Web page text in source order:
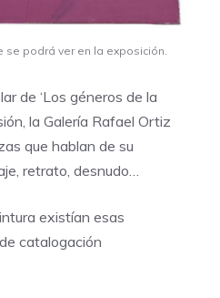
se podrá ver en la exposición.
de ‘Los géneros de la
la Galería Rafael Ortiz
que hablan de su
retrato, desnudo…
existían esas
catalogación